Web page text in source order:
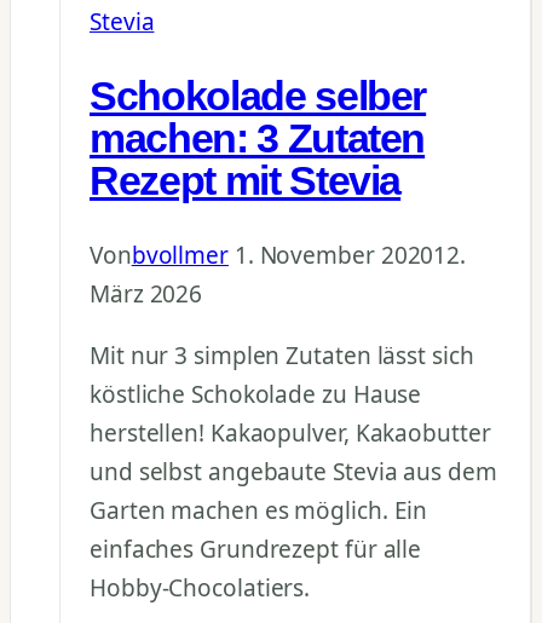
Stevia
Schokolade selber
machen: 3 Zutaten
Rezept mit Stevia
Vonbvollmer 1. November 202012.
März 2026
Mit nur 3 simplen Zutaten lässt sich
köstliche Schokolade zu Hause
herstellen! Kakaopulver, Kakaobutter
und selbst angebaute Stevia aus dem
Garten machen es möglich. Ein
einfaches Grundrezept für alle
Hobby-Chocolatiers.